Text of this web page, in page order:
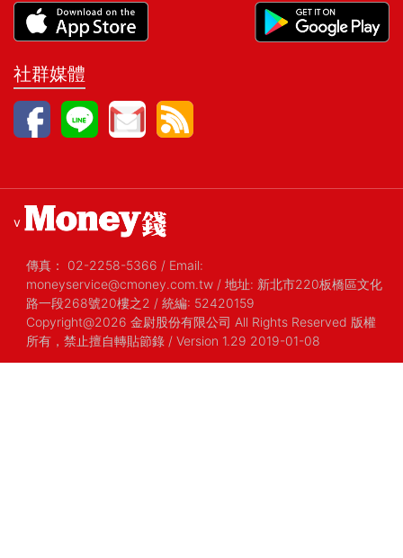
社群媒體
v
傳真： 02-2258-5366 / Email:
moneyservice@cmoney.com.tw / 地址: 新北市220板橋區文化
路一段268號20樓之2 / 統編: 52420159
Copyright@2026 金尉股份有限公司 All Rights Reserved 版權
所有，禁止擅自轉貼節錄 / Version 1.29 2019-01-08